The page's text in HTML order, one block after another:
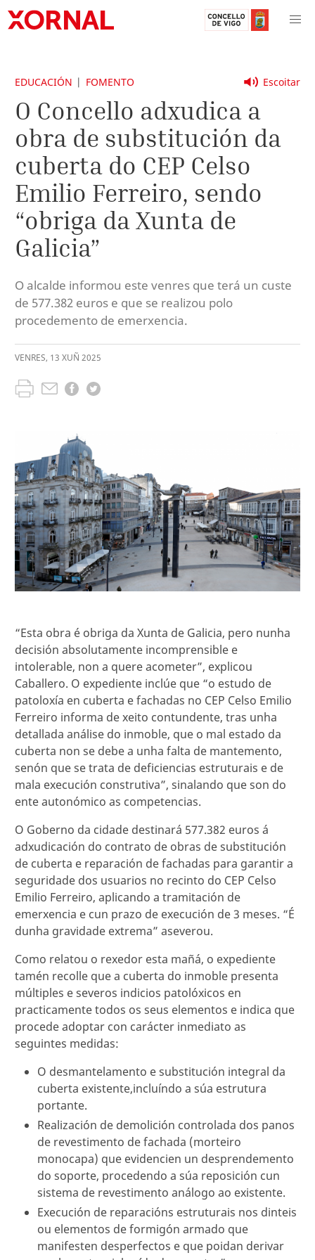
Escoitar
EDUCACIÓN FOMENTO
O Concello adxudica a
obra de substitución da
cuberta do CEP Celso
Emilio Ferreiro, sendo
“obriga da Xunta de
Galicia”
O alcalde informou este venres que terá un custe
de 577.382 euros e que se realizou polo
procedemento de emerxencia.
VENRES, 13 XUÑ 2025
“Esta obra é obriga da Xunta de Galicia, pero nunha
decisión absolutamente incomprensible e
intolerable, non a quere acometer”, explicou
Caballero. O expediente inclúe que “o estudo de
patoloxía en cuberta e fachadas no CEP Celso Emilio
Ferreiro informa de xeito contundente, tras unha
detallada análise do inmoble, que o mal estado da
cuberta non se debe a unha falta de mantemento,
senón que se trata de deficiencias estruturais e de
mala execución construtiva”, sinalando que son do
ente autonómico as competencias.
O Goberno da cidade destinará 577.382 euros á
adxudicación do contrato de obras de substitución
de cuberta e reparación de fachadas para garantir a
seguridade dos usuarios no recinto do CEP Celso
Emilio Ferreiro, aplicando a tramitación de
emerxencia e cun prazo de execución de 3 meses. “É
dunha gravidade extrema” aseverou.
Como relatou o rexedor esta mañá, o expediente
tamén recolle que a cuberta do inmoble presenta
múltiples e severos indicios patolóxicos en
practicamente todos os seus elementos e indica que
procede adoptar con carácter inmediato as
seguintes medidas:
O desmantelamento e substitución integral da
cuberta existente,incluíndo a súa estrutura
portante.
Realización de demolición controlada dos panos
de revestimento de fachada (morteiro
monocapa) que evidencien un desprendemento
do soporte, procedendo a súa reposición cun
sistema de revestimento análogo ao existente.
Execución de reparacións estruturais nos dinteis
ou elementos de formigón armado que
manifesten desperfectos e que poidan derivar